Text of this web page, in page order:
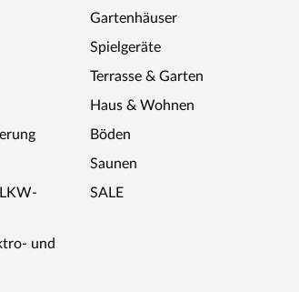
Gartenmöbeln und -deko, bis hin
Bedürfnisse für das ideale Gartenerlebnis.
und
Gartenhäuser
Spielgeräte
Terrasse & Garten
Haus & Wohnen
Böden
Saunen
SALE